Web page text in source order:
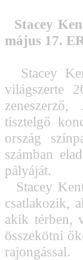
Stacey
május 17.
Stacey
világszerte
tisztelgő
ország
számban
pályáját.
Stacey
csatlakozik,
akik térben,
összekötni
rajongással.